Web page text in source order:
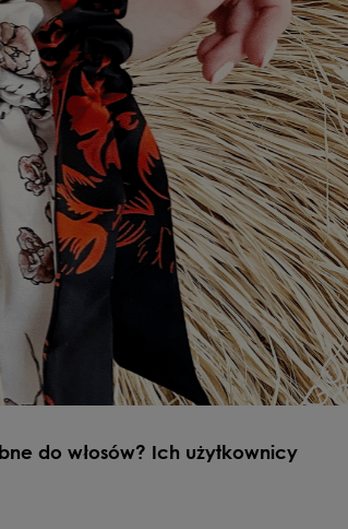
do włosów? Ich użytkownicy